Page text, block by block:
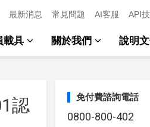
最新消息 常見問題 AI客服 API
載具 關於我們 說明
認
免付費諮詢電話
0800-800-402